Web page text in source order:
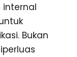
internal
Bukan